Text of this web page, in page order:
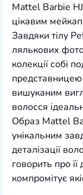
Mattel Barbie
цікавим
Завдяки тілу
лялькових
колекції собі
представницею
вишуканим
волосся
Образ Mattel
унікальним
деталізації
говорить про
компромітує